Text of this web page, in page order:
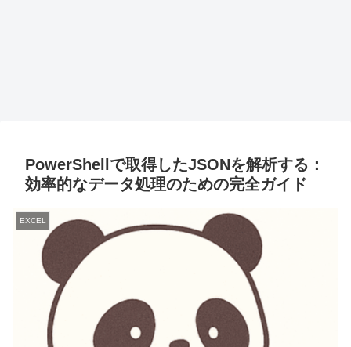
PowerShellで取得したJSONを解析する：
効率的なデータ処理のための完全ガイド
EXCEL